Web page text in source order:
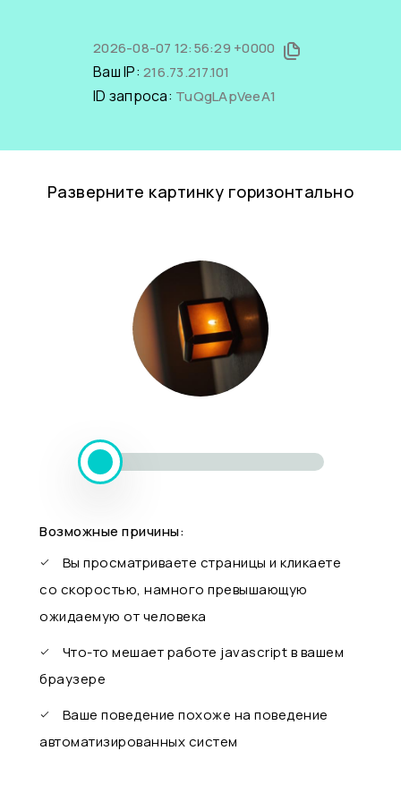
2026-08-07 12:56:29 +0000
Ваш IP: 216.73.217.101
ID запроса: TuQgLApVeeA1
Разверните картинку горизонтально
Возможные причины:
Вы просматриваете страницы и кликаете
со скоростью, намного превышающую
ожидаемую от человека
Что-то мешает работе javascript в вашем
браузере
Ваше поведение похоже на поведение
автоматизированных систем